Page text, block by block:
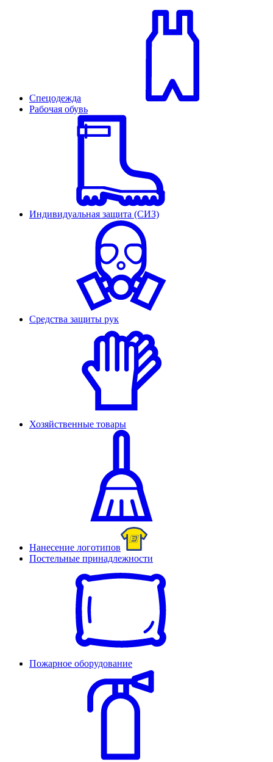
Спецодежда
Рабочая обувь
Индивидуальная защита (СИЗ)
Средства защиты рук
Хозяйственные товары
Нанесение логотипов
Постельные принадлежности
Пожарное оборудование